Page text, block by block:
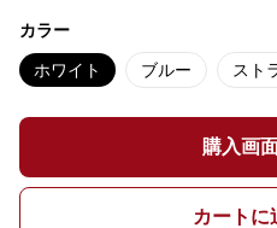
カラー
ホワイト ブルー スト
購入画
カートに